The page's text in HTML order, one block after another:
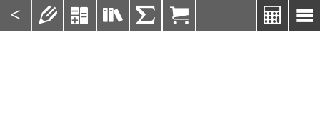
< 

    